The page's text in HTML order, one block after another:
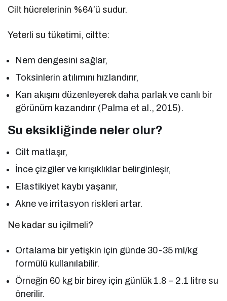
Cilt hücrelerinin %64’ü sudur.
Yeterli su tüketimi, ciltte:
Nem dengesini sağlar,
Toksinlerin atılımını hızlandırır,
Kan akışını düzenleyerek daha parlak ve canlı bir
görünüm kazandırır (Palma et al., 2015).
Su eksikliğinde neler olur?
Cilt matlaşır,
İnce çizgiler ve kırışıklıklar belirginleşir,
Elastikiyet kaybı yaşanır,
Akne ve irritasyon riskleri artar.
Ne kadar su içilmeli?
Ortalama bir yetişkin için günde 30-35 ml/kg
formülü kullanılabilir.
Örneğin 60 kg bir birey için günlük 1.8 – 2.1 litre su
önerilir.